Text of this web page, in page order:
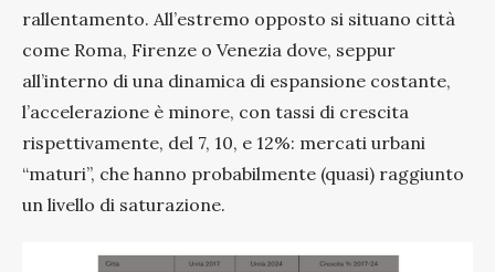
rallentamento. All’estremo opposto si situano città
come Roma, Firenze o Venezia dove, seppur
all’interno di una dinamica di espansione costante,
l’accelerazione è minore, con tassi di crescita
rispettivamente, del 7, 10, e 12%: mercati urbani
“maturi”, che hanno probabilmente (quasi) raggiunto
un livello di saturazione.